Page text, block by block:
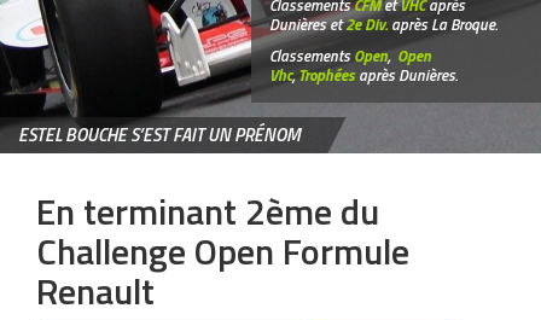
ClassementsCFMetVHCaprès
Dunières et2e Div.après La Broque.
ClassementsOpen, Open
Vhc, Trophéesaprès Dunières.
ESTEL BOUCHE S’EST FAIT UN PRÉNOM
En terminant 2ème du
Challenge Open Formule
Renault